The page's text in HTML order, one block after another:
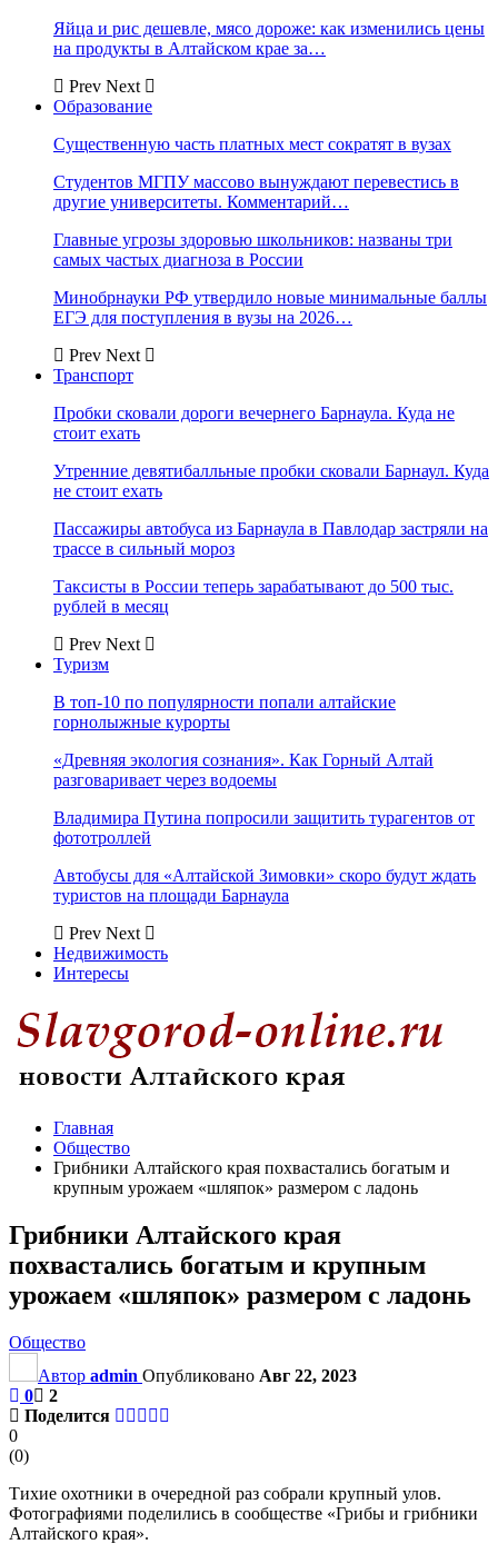
Яйца и рис дешевле, мясо дороже: как изменились цены
на продукты в Алтайском крае за…
Prev Next
Образование
Существенную часть платных мест сократят в вузах
Студентов МГПУ массово вынуждают перевестись в
другие университеты. Комментарий…
Главные угрозы здоровью школьников: названы три
самых частых диагноза в России
Минобрнауки РФ утвердило новые минимальные баллы
ЕГЭ для поступления в вузы на 2026…
Prev Next
Транспорт
Пробки сковали дороги вечернего Барнаула. Куда не
стоит ехать
Утренние девятибалльные пробки сковали Барнаул. Куда
не стоит ехать
Пассажиры автобуса из Барнаула в Павлодар застряли на
трассе в сильный мороз
Таксисты в России теперь зарабатывают до 500 тыс.
рублей в месяц
Prev Next
Туризм
В топ-10 по популярности попали алтайские
горнолыжные курорты
«Древняя экология сознания». Как Горный Алтай
разговаривает через водоемы
Владимира Путина попросили защитить турагентов от
фототроллей
Автобусы для «Алтайской Зимовки» скоро будут ждать
туристов на площади Барнаула
Prev Next
Недвижимость
Интересы
Главная
Общество
Грибники Алтайского края похвастались богатым и
крупным урожаем «шляпок» размером с ладонь
Грибники Алтайского края
похвастались богатым и крупным
урожаем «шляпок» размером с ладонь
Общество
Автор admin Опубликовано Авг 22, 2023
0
2
Поделится
0
(0)
Тихие охотники в очередной раз собрали крупный улов.
Фотографиями поделились в сообществе «Грибы и грибники
Алтайского края».